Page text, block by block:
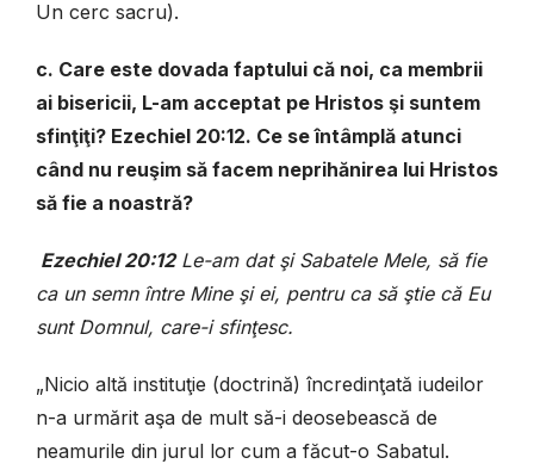
Un cerc sacru).
c. Care este dovada faptului că noi, ca membrii
ai bisericii, L-am acceptat pe Hristos şi suntem
sfinţiţi? Ezechiel 20:12. Ce se întâmplă atunci
când nu reuşim să facem neprihănirea lui Hristos
să fie a noastră?
Ezechiel 20:12Le-am dat şi Sabatele Mele, să fie
ca un semn între Mine şi ei, pentru ca să ştie că Eu
sunt Domnul, care-i sfinţesc.
„Nicio altă instituţie (doctrină) încredinţată iudeilor
n-a urmărit aşa de mult să-i deosebească de
neamurile din jurul lor cum a făcut-o Sabatul.